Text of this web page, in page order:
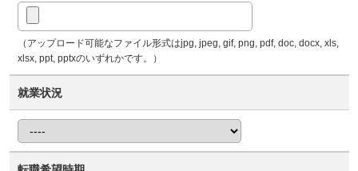
（アップロード可能なファイル形式はjpg, jpeg, gif, png, pdf, doc, docx, xls,
xlsx, ppt, pptxのいずれかです。）
就業状況